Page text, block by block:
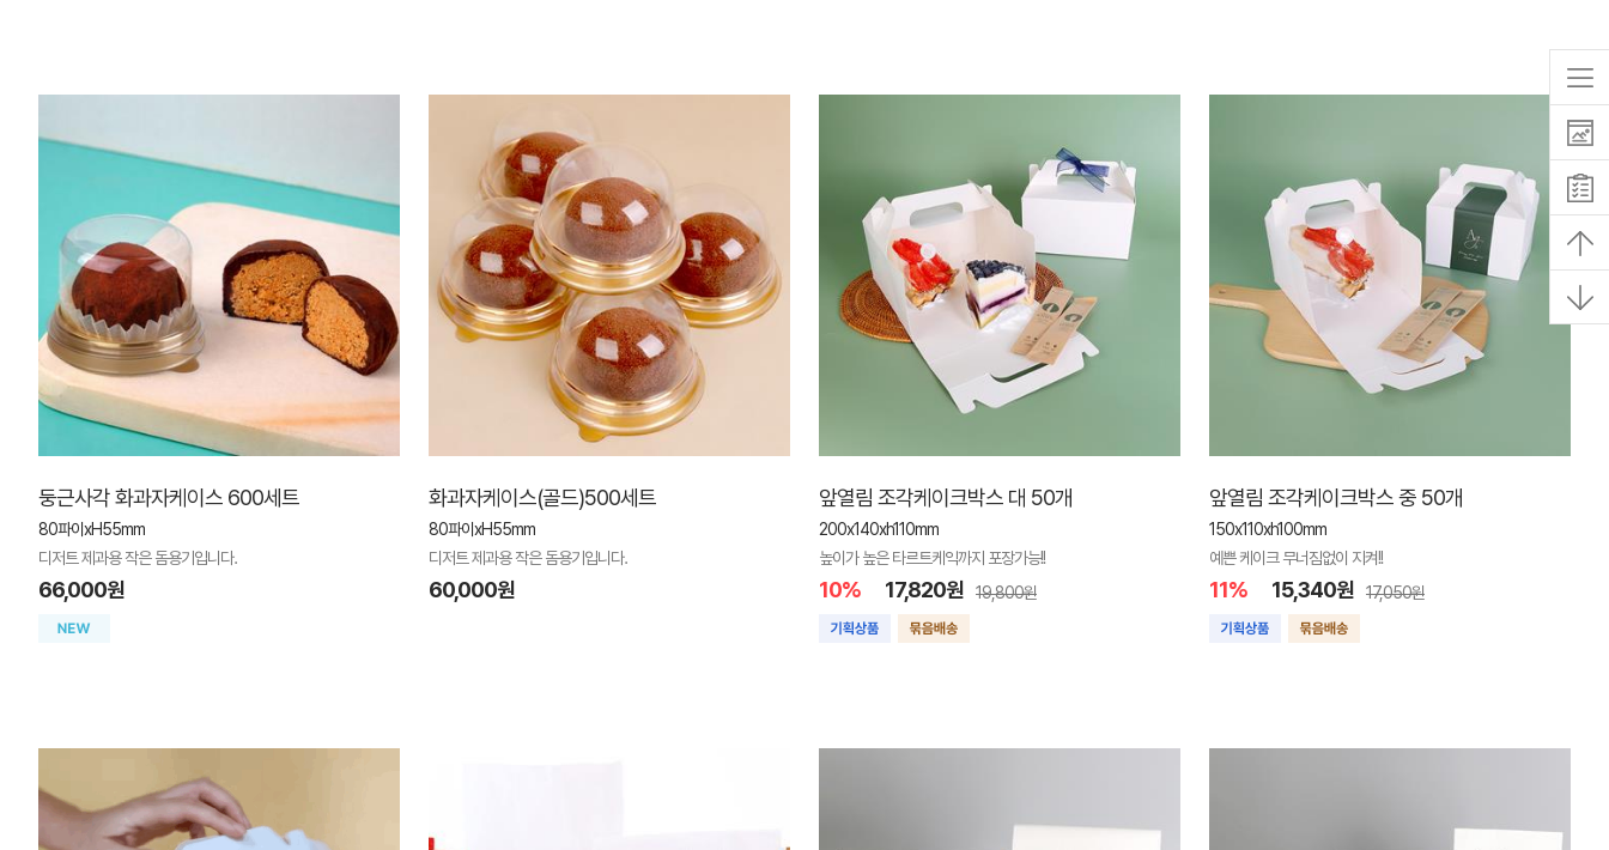
둥근사각 화과자케이스 600세트
80파이xH55mm
디저트 제과용 작은 돔용기입니다.
66,000원
화과자케이스(골드)500세트
80파이xH55mm
디저트 제과용 작은 돔용기입니다.
60,000원
앞열림 조각케이크박스 대 50개
200x140xh110mm
높이가 높은 타르트케익까지 포장가능!!
10% 17,820원 19,800원
앞열림 조각케이크박스 중 50개
150x110xh100mm
예쁜 케이크 무너짐없이 지켜!!
11% 15,340원 17,050원